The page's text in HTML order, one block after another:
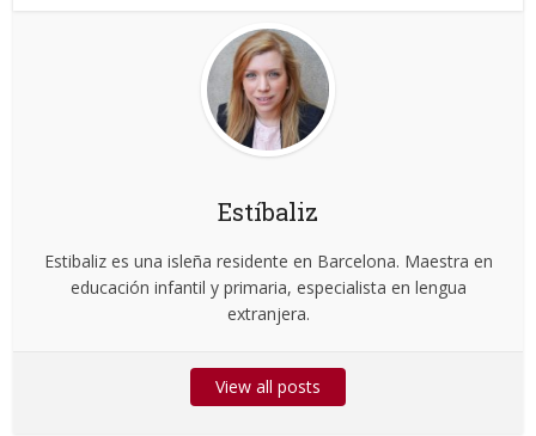
Estíbaliz
Estibaliz es una isleña residente en Barcelona. Maestra en
educación infantil y primaria, especialista en lengua
extranjera.
View all posts